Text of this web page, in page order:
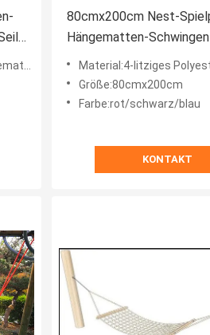
80cmx200cm Nest-
Hängematten-
UVbeständiges besonders
angefertigt
Material:4-litziges Polyester-
Größe:80cmx200cm
Farbe:rot/schwarz/blau
KONTAKT